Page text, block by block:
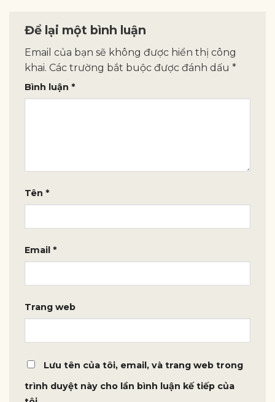
Để lại một bình luận
Email của bạn sẽ không được hiển thị công
khai. Các trường bắt buộc được đánh dấu *
Bình luận *
Tên *
Email *
Trang web
Lưu tên của tôi, email, và trang web trong
trình duyệt này cho lần bình luận kế tiếp của